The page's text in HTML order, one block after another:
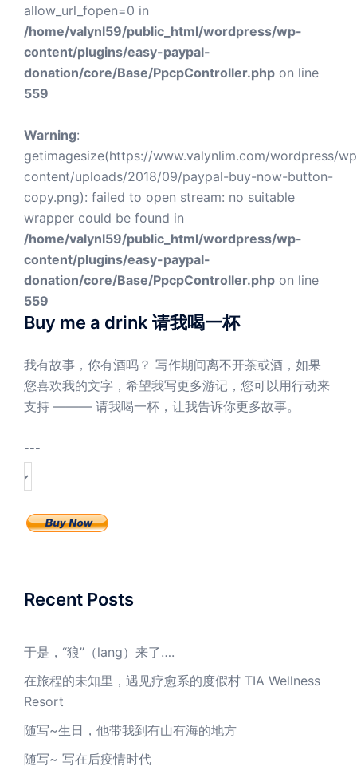
allow_url_fopen=0 in
/home/valynl59/public_html/wordpress/wp-
content/plugins/easy-paypal-
donation/core/Base/PpcpController.php on line
559
Warning:
getimagesize(https://www.valynlim.com/wordpress/
content/uploads/2018/09/paypal-buy-now-button-
copy.png): failed to open stream: no suitable
wrapper could be found in
/home/valynl59/public_html/wordpress/wp-
content/plugins/easy-paypal-
donation/core/Base/PpcpController.php on line
559
Buy me a drink 请我喝一杯
我有故事，你有酒吗？ 写作期间离不开茶或酒，如果
您喜欢我的文字，希望我写更多游记，您可以用行动来
支持 ——— 请我喝一杯，让我告诉你更多故事。
---
Recent Posts
于是，“狼”（lang）来了….
在旅程的未知里，遇见疗愈系的度假村 TIA Wellness
Resort
随写~生日，他带我到有山有海的地方
随写~ 写在后疫情时代